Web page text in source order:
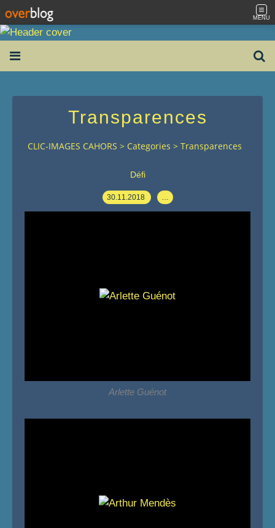
MENU
Transparences
CLIC-IMAGES CAHORS > Categories > Transparences
Défi
30.11.2018
Arlette Guénot